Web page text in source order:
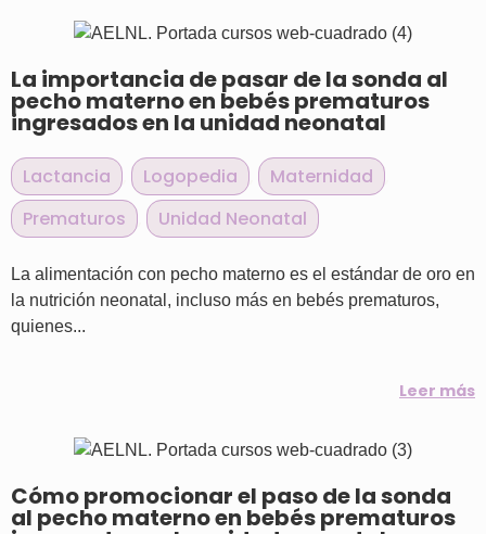
La importancia de pasar de la sonda al
pecho materno en bebés prematuros
ingresados en la unidad neonatal
Lactancia Logopedia Maternidad
Prematuros
Unidad Neonatal
La alimentación con pecho materno es el estándar de oro en
la nutrición neonatal, incluso más en bebés prematuros,
quienes...
Leer más
Cómo promocionar el paso de la sonda
al pecho materno en bebés prematuros